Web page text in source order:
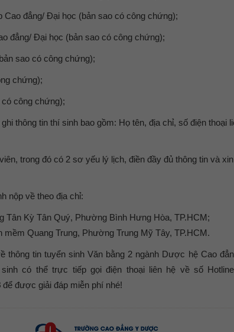
Cao đẳng/ Đại học (bản sao có công chứng);
đẳng/ Đại học (bản sao có công chứng);
sao có công chứng);
chứng);
công chứng);
thông tin thí sinh bao gồm: Họ tên, địa chỉ, số điện thoại
trong đó có 2 sơ yếu lý lịch, điền đầy đủ thông tin và
nộp về theo địa chỉ:
Tân Kỳ Tân Quý, Phường Bình Hưng Hòa, TP.HCM;
mềm Quang Trung, Phường Trung Mỹ Tây, TP.HCM.
thông tin tuyển sinh Văn bằng 2 ngành Dược hệ Cao
có thể trực tiếp gọi điện thoại liên hệ về số
để được giải đáp miễn phí nhé!